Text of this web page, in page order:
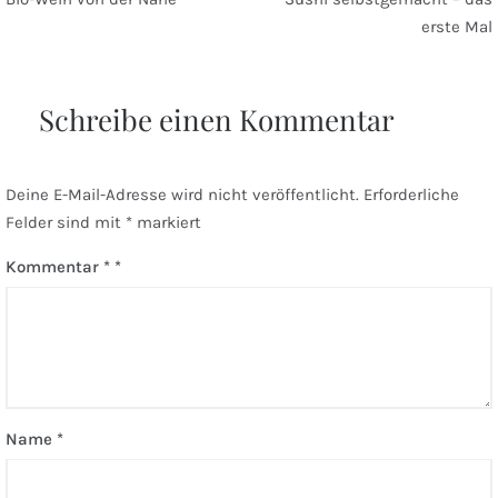
erste Mal
Schreibe einen Kommentar
Deine E-Mail-Adresse wird nicht veröffentlicht. Erforderliche
Felder sind mit * markiert
Kommentar *
Name *